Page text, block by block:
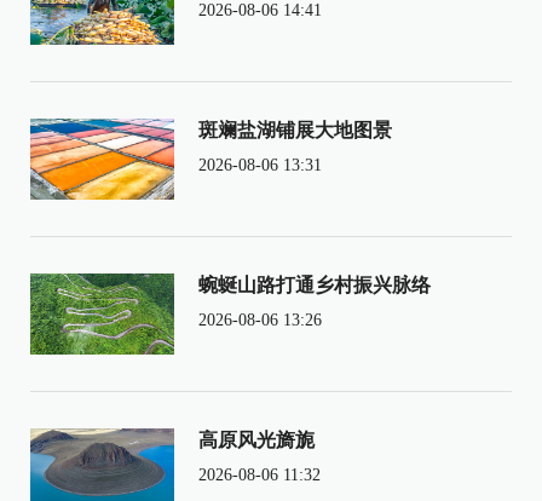
2026-08-06 14:41
斑斓盐湖铺展大地图景
2026-08-06 13:31
蜿蜒山路打通乡村振兴脉络
2026-08-06 13:26
高原风光旖旎
2026-08-06 11:32